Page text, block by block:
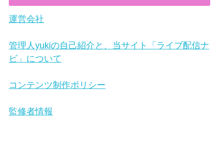
運営会社
管理人yukiの自己紹介と、当サイト「ライブ配信ナ
ビ」について
コンテンツ制作ポリシー
監修者情報